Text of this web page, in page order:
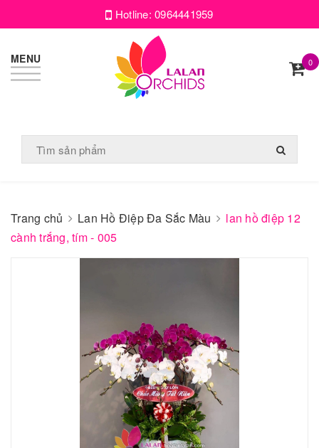
Hotline:0964441959
MENU 0
Trang chủ Lan Hồ Điệp Đa Sắc Màu
lan hồ điệp 12
cành trắng, tím - 005